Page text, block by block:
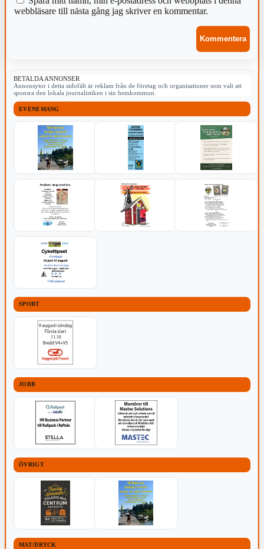
webbläsare till nästa gång jag skriver en kommentar.
BETALDA ANNONSER
Annonsytor i detta sidofält är reklam från de företag och organisationer som valt att
sponsra den lokala journalistiken i sin hemkommun.
EVENEMANG
SPORT
JOBB
ÖVRIGT
MAT/DRYCK